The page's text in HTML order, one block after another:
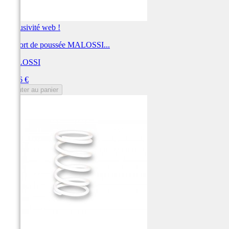
Exclusivité web !
Ressort de poussée MALOSSI...
MALOSSI
20,26 €
Ajouter au panier